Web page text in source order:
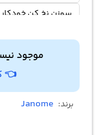
سوزن نخ کن خودکار
موجود
👈
برند: Janome